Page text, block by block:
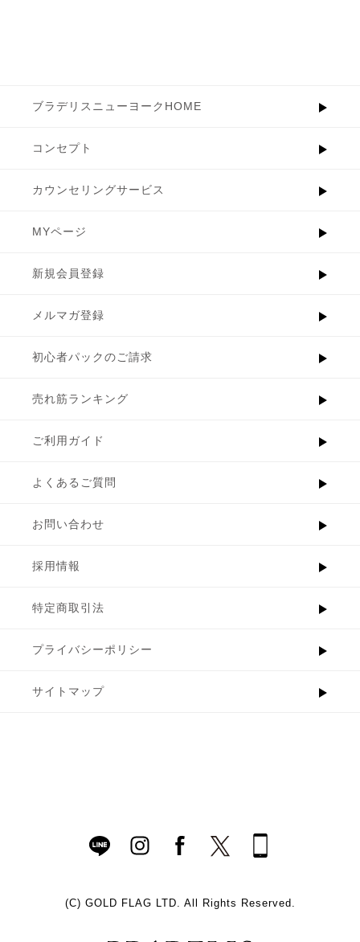
ブラデリスニューヨークHOME
コンセプト
カウンセリングサービス
MYページ
新規会員登録
メルマガ登録
初心者パックのご請求
売れ筋ランキング
ご利用ガイド
よくあるご質問
お問い合わせ
採用情報
特定商取引法
プライバシーポリシー
サイトマップ
(C) GOLD FLAG LTD. All Rights Reserved.